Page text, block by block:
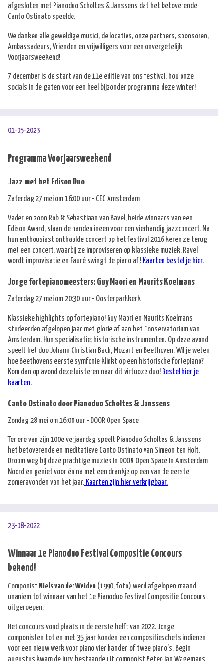
afgesloten met Pianoduo Scholtes & Janssens dat het betoverende
Canto Ostinato speelde.
We danken alle geweldige musici, de locaties, onze partners, sponsoren,
Ambassadeurs, Vrienden en vrijwilligers voor een onvergetelijk
Voorjaarsweekend!
7 december is de start van de 11e editie van ons festival, hou onze
socials in de gaten voor een heel bijzonder programma deze winter!
01-05-2023
Programma Voorjaarsweekend
Jazz met het Edison Duo
Zaterdag 27 mei om 16:00 uur - CEC Amsterdam
Vader en zoon Rob & Sebastiaan van Bavel, beide winnaars van een
Edison Award, slaan de handen ineen voor een vierhandig jazzconcert. Na
hun enthousiast onthaalde concert op het festival 2016 keren ze terug
met een concert, waarbij ze improviseren op klassieke muziek. Ravel
wordt improvisatie en Fauré swingt de piano af! Kaarten bestel je hier.
Jonge fortepianomeesters: Guy Maori en Maurits Koelmans
Zaterdag 27 mei om 20:30 uur - Oosterparkkerk
Klassieke highlights op fortepiano! Guy Maori en Maurits Koelmans
studeerden afgelopen jaar met glorie af aan het Conservatorium van
Amsterdam. Hun specialisatie: historische instrumenten. Op deze avond
speelt het duo Johann Christian Bach, Mozart en Beethoven. Wil je weten
hoe Beethovens eerste symfonie klinkt op een historische fortepiano?
Kom dan op avond deze luisteren naar dit virtuoze duo! Bestel hier je
kaarten.
Canto Ostinato door Pianoduo Scholtes & Janssens
Zondag 28 mei om 16:00 uur - DOOR Open Space
Ter ere van zijn 100e verjaardag speelt Pianoduo Scholtes & Janssens
het betoverende en meditatieve Canto Ostinato van Simeon ten Holt.
Droom weg bij deze prachtige muziek in DOOR Open Space in Amsterdam
Noord en geniet voor én na met een drankje op een van de eerste
zomeravonden van het jaar. Kaarten zijn hier verkrijgbaar.
23-08-2022
Winnaar 1e Pianoduo Festival Compositie Concours
bekend!
Componist Niels van der Weiden (1990, foto) werd afgelopen maand
unaniem tot winnaar van het 1e Pianoduo Festival Compositie Concours
uitgeroepen.
Het concours vond plaats in de eerste helft van 2022. Jonge
componisten tot en met 35 jaar konden een compositieschets indienen
voor een nieuw werk voor piano vier handen of twee piano's. Begin
augustus kwam de jury, bestaande uit componist Peter-Jan Wagemans,